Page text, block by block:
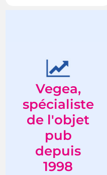
Vegea,
spécialiste
de l'objet
pub
depuis
1998